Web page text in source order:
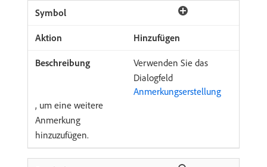
Hinzufügen
Verwenden Sie das
Dialogfeld
Anmerkungserstellung
, um eine weitere
Anmerkung
hinzuzufügen.